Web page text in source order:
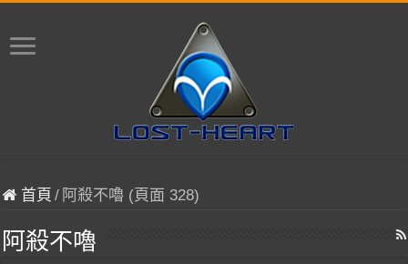
首頁 / 阿殺不嚕 (頁面 328)
阿殺不嚕